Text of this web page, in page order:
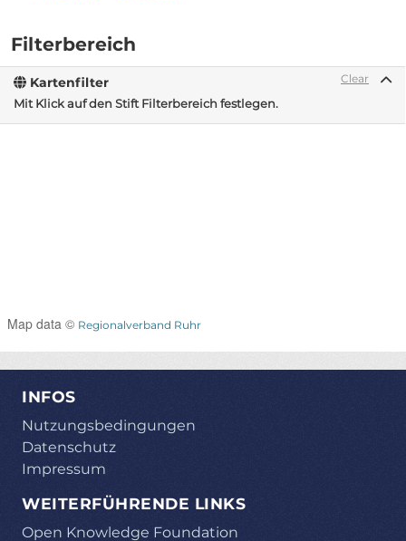
Filterbereich
Clear
Kartenfilter
Mit Klick auf den Stift Filterbereich festlegen.
Map data © Regionalverband Ruhr
INFOS
Nutzungsbedingungen
Datenschutz
Impressum
WEITERFÜHRENDE LINKS
Open Knowledge Foundation